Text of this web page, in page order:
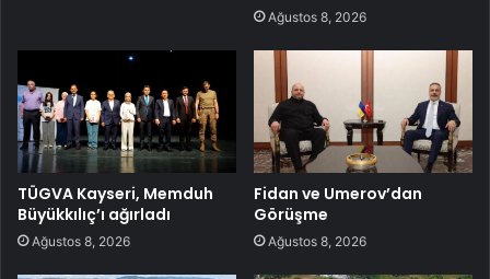
Ağustos 8, 2026
TÜGVA Kayseri, Memduh
Büyükkılıç’ı ağırladı
Ağustos 8, 2026
Fidan ve Umerov’dan
Görüşme
Ağustos 8, 2026